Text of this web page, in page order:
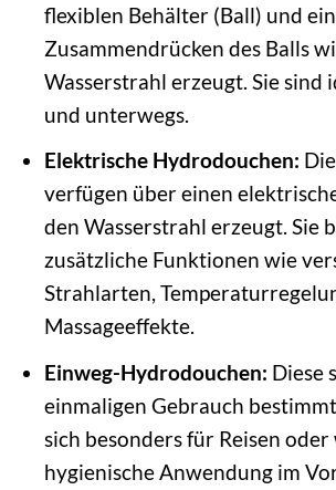
flexiblen Behälter (Ball) und
Zusammendrücken des Balls
Wasserstrahl erzeugt. Sie sind
und unterwegs.
Elektrische Hydrodouchen:
verfügen über einen
den Wasserstrahl erzeugt. Sie
zusätzliche Funktionen wie
Strahlarten,
Massageeffekte.
Einweg-Hydrodouchen: Diese
einmaligen Gebrauch
sich besonders für Reisen
hygienische Anwendung im